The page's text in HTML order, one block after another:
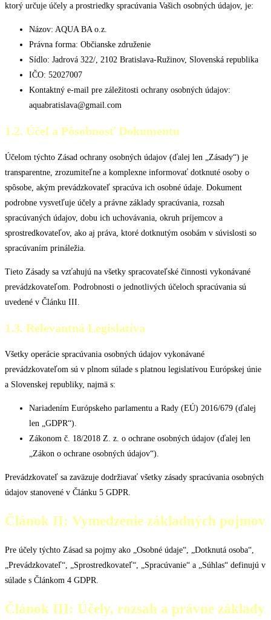
ktorý určuje účely a prostriedky spracúvania Vašich osobných údajov, je:
Názov: AQUA BA o.z.
Právna forma: Občianske združenie
Sídlo: Jadrová 322/, 2102 Bratislava-Ružinov, Slovenská republika
IČO: 52027007
Kontaktný e-mail pre záležitosti ochrany osobných údajov:
aquabratislava@gmail.com
1.2. Účel a Pôsobnosť Dokumentu
Účelom týchto Zásad ochrany osobných údajov (ďalej len „Zásady“) je
transparentne, zrozumiteľne a komplexne informovať dotknuté osoby o
spôsobe, akým prevádzkovateľ spracúva ich osobné údaje. Dokument
podrobne vysvetľuje účely a právne základy spracúvania, rozsah
spracúvaných údajov, dobu ich uchovávania, okruh príjemcov a
sprostredkovateľov, ako aj práva, ktoré dotknutým osobám v súvislosti so
spracúvaním prináležia.
Tieto Zásady sa vzťahujú na všetky spracovateľské činnosti vykonávané
prevádzkovateľom. Podrobnosti o jednotlivých účeloch spracúvania sú
uvedené v Článku III.
1.3. Relevantná Legislatíva
Všetky operácie spracúvania osobných údajov vykonávané
prevádzkovateľom sú v plnom súlade s platnou legislatívou Európskej únie
a Slovenskej republiky, najmä s:
Nariadením Európskeho parlamentu a Rady (EÚ) 2016/679 (ďalej
len „GDPR“).
Zákonom č. 18/2018 Z. z. o ochrane osobných údajov (ďalej len
„Zákon o ochrane osobných údajov“).
Prevádzkovateľ sa zaväzuje dodržiavať všetky zásady spracúvania osobných
údajov stanovené v Článku 5 GDPR.
Článok II: Vymedzenie základných pojmov
Pre účely týchto Zásad sa pojmy ako „Osobné údaje“, „Dotknutá osoba“,
„Prevádzkovateľ“, „Sprostredkovateľ“, „Spracúvanie“ a „Súhlas“ definujú v
súlade s Článkom 4 GDPR.
Článok III: Účely, rozsah a právne základy